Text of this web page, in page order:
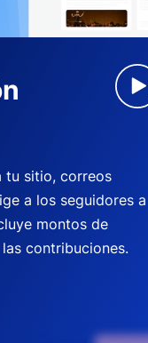
tu sitio, correos
a los seguidores a
montos de
contribuciones.